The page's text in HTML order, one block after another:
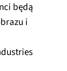
będą
i